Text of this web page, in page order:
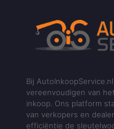
Bij
vereenvoudigen van
inkoop. Ons platform
van verkopers en
efficiëntie de